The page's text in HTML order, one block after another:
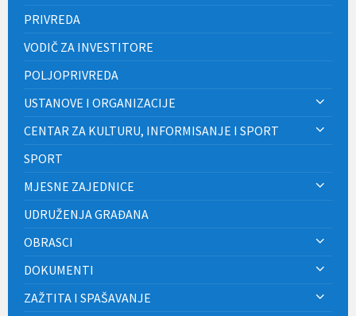
PRIVREDA
VODIČ ZA INVESTITORE
POLJOPRIVREDA
USTANOVE I ORGANIZACIJE
CENTAR ZA KULTURU, INFORMISANJE I SPORT
SPORT
MJESNE ZAJEDNICE
UDRUŽENJA GRAĐANA
OBRASCI
DOKUMENTI
ZAŽTITA I SPAŠAVANJE